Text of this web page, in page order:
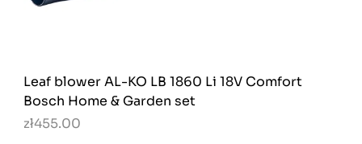
Leaf blower AL-KO LB 1860 Li 18V Comfort
Bosch Home & Garden set
zł455.00